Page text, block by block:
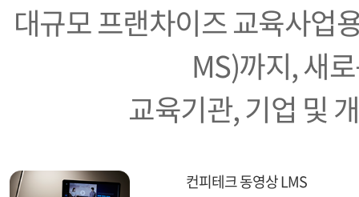
대규모 프랜차이즈 교육사업
MS)까지, 새
교육기관, 기업 및
컨피테크 동영상 LMS